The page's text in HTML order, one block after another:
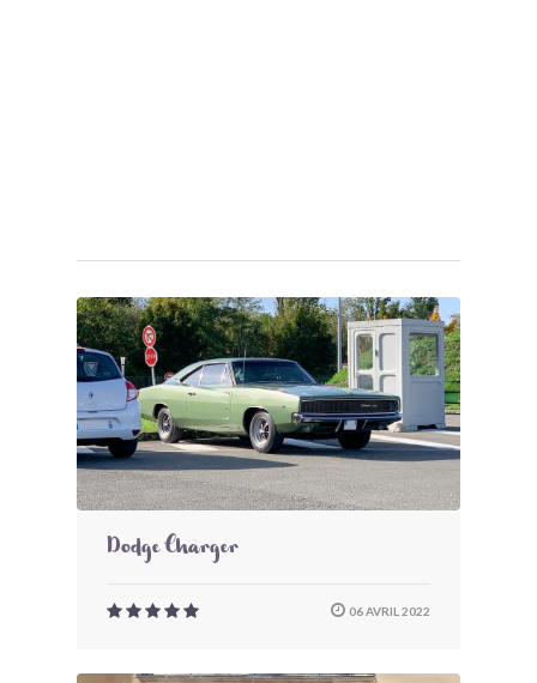
Dodge Charger
06 AVRIL 2022